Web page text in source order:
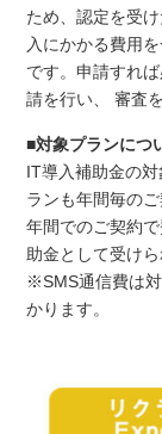
ため、認定を受
入にかかる費用
です。申請すれ
請を行い、 審査
■対象プランにつ
IT導入補助金の
ランも年間毎の
年間でのご契約
助金として受けら
※SMS通信費は
かります。